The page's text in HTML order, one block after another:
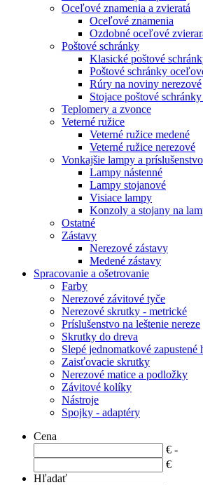
Oceľové znamenia a zvieratá
Oceľové znamenia
Ozdobné oceľové
Poštové schránky
Klasické poštové
Poštové schránky
Rúry na noviny nerezové
Stojace poštové
Teplomery a zvonce
Veterné ružice
Veterné ružice medené
Veterné ružice nerezové
Vonkajšie lampy a príslušenstvo
Lampy nástenné
Lampy stojanové
Visiace lampy
Konzoly a stojany na
Ostatné
Zástavy
Nerezové zástavy
Medené zástavy
Spracovanie a ošetrovanie
Farby
Nerezové závitové tyče
Nerezové skrutky - metrické
Príslušenstvo na leštenie nereze
Skrutky do dreva
Slepé jednomatkové zapustené
Zaisťovacie skrutky
Nerezové matice a podložky
Závitové kolíky
Nástroje
Spojky - adaptéry
Cena
€ -
€
Hľadať